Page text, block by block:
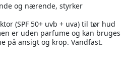
og nærende, styrker
(SPF 50+ uvb + uva) til tør hud
er uden parfume og kan bruges
på ansigt og krop. Vandfast.